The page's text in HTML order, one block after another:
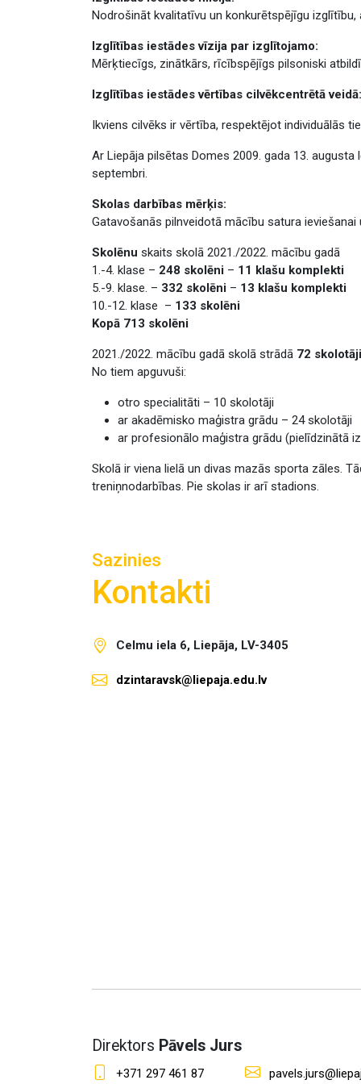
Nodrošināt kvalitatīvu un konkurētspējīgu
Izglītības iestādes vīzija par izglītojamo:
Mērķtiecīgs, zinātkārs, rīcībspējīgs pilsoniski
Izglītības iestādes vērtības cilvēkcentrētā veidā:
Ikviens cilvēks ir vērtība, respektējot individuālās
Ar Liepāja pilsētas Domes 2009. gada 13.
septembri.
Skolas darbības mērķis:
Gatavošanās pilnveidotā mācību satura
Skolēnu skaits skolā 2021./2022. mācību gadā
1.-4. klase – 248 skolēni – 11 klašu komplekti
5.-9. klase. – 332 skolēni – 13 klašu komplekti
10.-12. klase – 133 skolēni
Kopā 713 skolēni
2021./2022. mācību gadā skolā strādā 72 skolotāji
No tiem apguvuši:
otro specialitāti – 10 skolotāji
ar akadēmisko maģistra grādu – 24 skolotāji
ar profesionālo maģistra grādu (pielīdzinātā
Skolā ir viena lielā un divas mazās sporta zāles.
treniņnodarbības. Pie skolas ir arī stadions.
Sazinies
Kontakti
Celmu iela 6, Liepāja, LV-3405
dzintaravsk@liepaja.edu.lv
Direktors Pāvels Jurs
+371 297 461 87